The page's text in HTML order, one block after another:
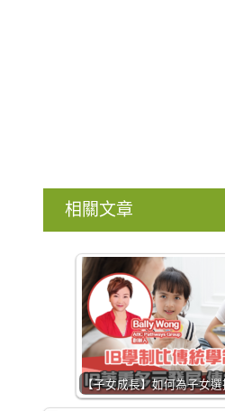
相關文章
【子女成長】如何為子女